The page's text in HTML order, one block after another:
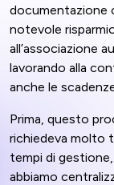
documentazione
notevole
all’associazione
lavorando alla
anche le
Prima, questo
richiedeva molto
tempi di
abbiamo